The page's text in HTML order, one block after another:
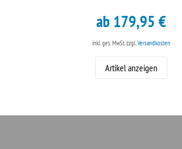
ab 179,95 €
inkl. ges. MwSt.zzgl.Versandkosten
Artikel anzeigen